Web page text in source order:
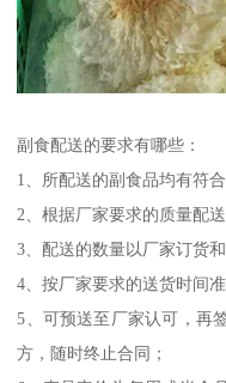
副食配送的要求有哪些：
1、所配送的副食品均有符
2、根据厂家要求的质量配
3、配送的数量以厂家订货和
4、按厂家要求的送货时间
5、可预送至厂家认可，再
方，随时终止合同；